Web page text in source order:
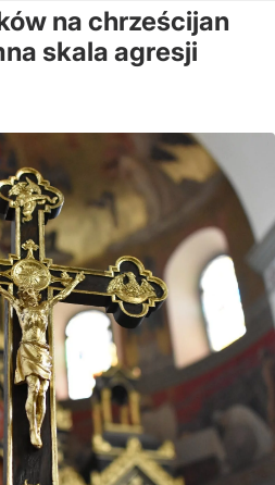
na chrześcijan
skala agresji